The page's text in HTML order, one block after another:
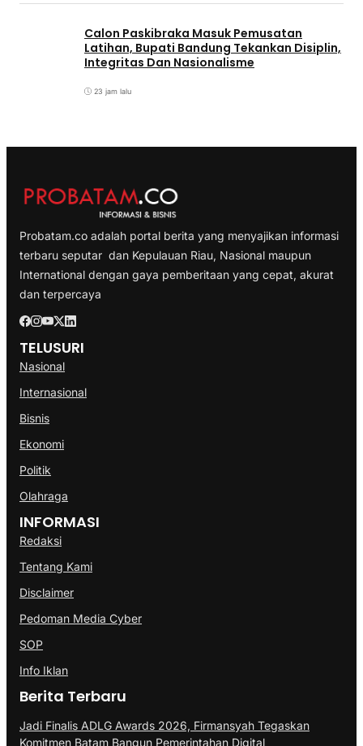
Calon Paskibraka Masuk Pemusatan
Latihan, Bupati Bandung Tekankan Disiplin,
Integritas Dan Nasionalisme
23 jam lalu
Probatam.co adalah portal berita yang menyajikan informasi
terbaru seputar dan Kepulauan Riau, Nasional maupun
International dengan gaya pemberitaan yang cepat, akurat
dan terpercaya
TELUSURI
Nasional
Internasional
Bisnis
Ekonomi
Politik
Olahraga
INFORMASI
Redaksi
Tentang Kami
Disclaimer
Pedoman Media Cyber
SOP
Info Iklan
Berita Terbaru
Jadi Finalis ADLG Awards 2026, Firmansyah Tegaskan
Komitmen Batam Bangun Pemerintahan Digital